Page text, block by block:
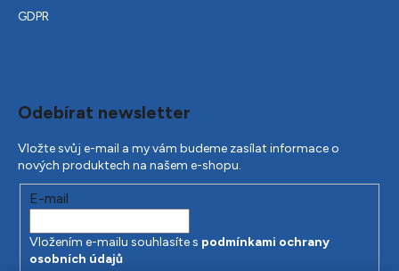
GDPR
Odebírat newsletter
Vložte svůj e-mail a my vám budeme zasílat informace o
nových produktech na našem e-shopu.
E-mail
Vložením e-mailu souhlasíte s podmínkami ochrany
osobních údajů